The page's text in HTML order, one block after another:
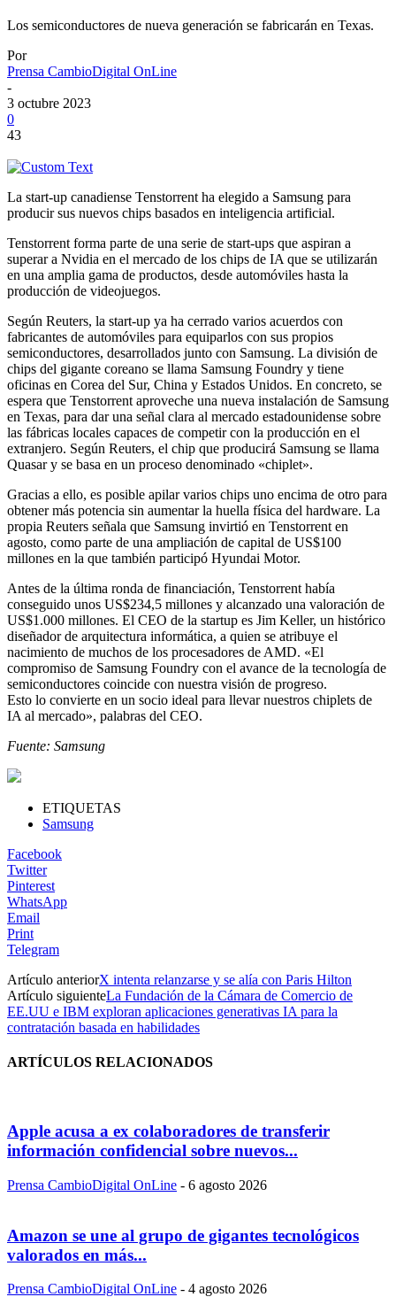
Los semiconductores de nueva generación se fabricarán en Texas.
Por
Prensa CambioDigital OnLine
-
3 octubre 2023
0
43
La start-up canadiense Tenstorrent ha elegido a Samsung para
producir sus nuevos chips basados en inteligencia artificial.
Tenstorrent forma parte de una serie de start-ups que aspiran a
superar a Nvidia en el mercado de los chips de IA que se utilizarán
en una amplia gama de productos, desde automóviles hasta la
producción de videojuegos.
Según Reuters, la start-up ya ha cerrado varios acuerdos con
fabricantes de automóviles para equiparlos con sus propios
semiconductores, desarrollados junto con Samsung. La división de
chips del gigante coreano se llama Samsung Foundry y tiene
oficinas en Corea del Sur, China y Estados Unidos. En concreto, se
espera que Tenstorrent aproveche una nueva instalación de Samsung
en Texas, para dar una señal clara al mercado estadounidense sobre
las fábricas locales capaces de competir con la producción en el
extranjero. Según Reuters, el chip que producirá Samsung se llama
Quasar y se basa en un proceso denominado «chiplet».
Gracias a ello, es posible apilar varios chips uno encima de otro para
obtener más potencia sin aumentar la huella física del hardware. La
propia Reuters señala que Samsung invirtió en Tenstorrent en
agosto, como parte de una ampliación de capital de US$100
millones en la que también participó Hyundai Motor.
Antes de la última ronda de financiación, Tenstorrent había
conseguido unos US$234,5 millones y alcanzado una valoración de
US$1.000 millones. El CEO de la startup es Jim Keller, un histórico
diseñador de arquitectura informática, a quien se atribuye el
nacimiento de muchos de los procesadores de AMD. «El
compromiso de Samsung Foundry con el avance de la tecnología de
semiconductores coincide con nuestra visión de progreso.
Esto lo convierte en un socio ideal para llevar nuestros chiplets de
IA al mercado», palabras del CEO.
Fuente: Samsung
ETIQUETAS
Samsung
Facebook
Twitter
Pinterest
WhatsApp
Email
Print
Telegram
Artículo anteriorX intenta relanzarse y se alía con Paris Hilton
Artículo siguienteLa Fundación de la Cámara de Comercio de
EE.UU e IBM exploran aplicaciones generativas IA para la
contratación basada en habilidades
ARTÍCULOS RELACIONADOS
Apple acusa a ex colaboradores de transferir
información confidencial sobre nuevos...
Prensa CambioDigital OnLine - 6 agosto 2026
Amazon se une al grupo de gigantes tecnológicos
valorados en más...
Prensa CambioDigital OnLine - 4 agosto 2026